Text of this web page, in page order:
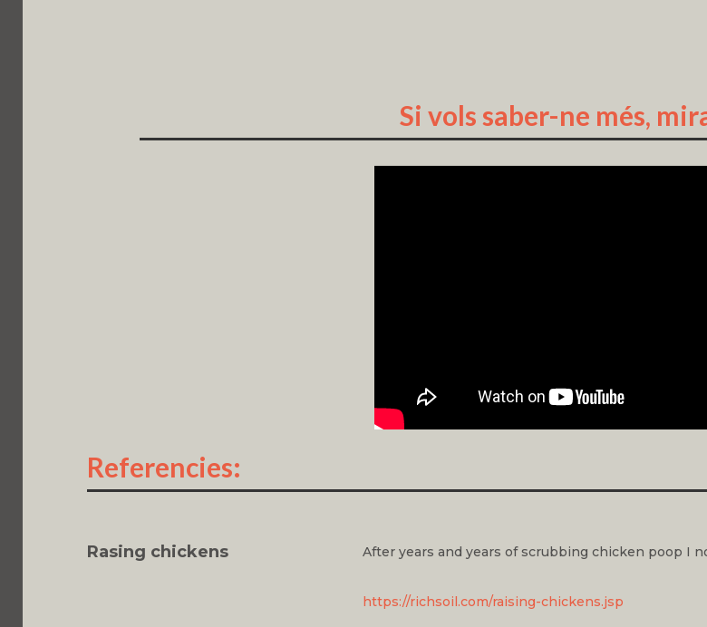
Si vols saber-ne més,
Referencies:
Rasing chickens After years and years of scrubbing chicken poop I
https://richsoil.com/raising-chickens.jsp